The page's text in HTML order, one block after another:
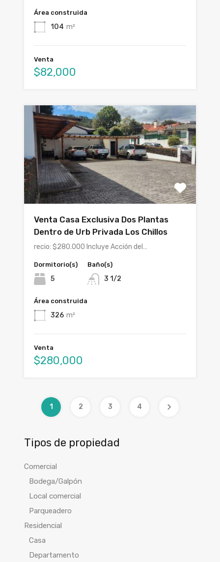
Área construida
104 m²
Venta
$82,000
Venta Casa Exclusiva Dos Plantas
Dentro de Urb Privada Los Chillos
recio: $280.000 Incluye Acción del…
Dormitorio(s)
5
Baño(s)
3 1/2
Área construida
326 m²
Venta
$280,000
1 2 3 4
Tipos de propiedad
Comercial
Bodega/Galpón
Local comercial
Parqueadero
Residencial
Casa
Departamento